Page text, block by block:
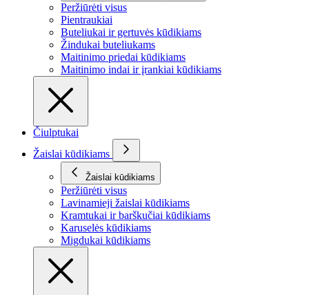
Peržiūrėti visus
Pientraukiai
Buteliukai ir gertuvės kūdikiams
Žindukai buteliukams
Maitinimo priedai kūdikiams
Maitinimo indai ir įrankiai kūdikiams
Čiulptukai
Žaislai kūdikiams
Žaislai kūdikiams
Peržiūrėti visus
Lavinamieji žaislai kūdikiams
Kramtukai ir barškučiai kūdikiams
Karuselės kūdikiams
Migdukai kūdikiams